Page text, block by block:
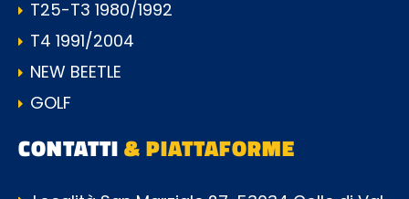
T25-T3 1980/1992
T4 1991/2004
NEW BEETLE
GOLF
CONTATTI& PIATTAFORME